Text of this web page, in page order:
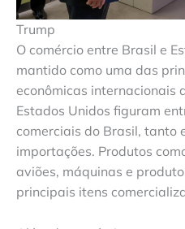
Trump
O comércio entre Brasil e
mantido como uma das
econômicas internacionais
Estados Unidos figuram
comerciais do Brasil, tanto
importações. Produtos
aviões, máquinas e
principais itens